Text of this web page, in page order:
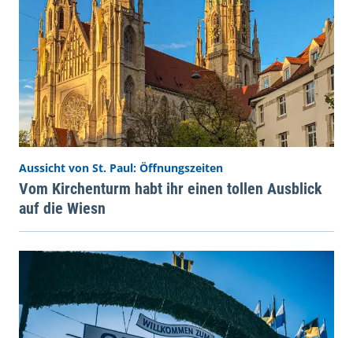
Aussicht von St. Paul: Öffnungszeiten
Vom Kirchenturm habt ihr einen tollen Ausblick
auf die Wiesn